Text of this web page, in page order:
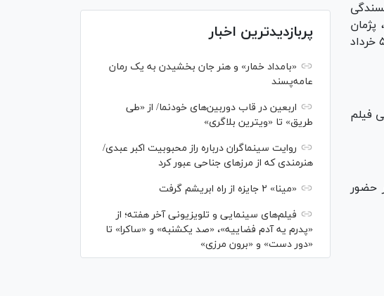
پژمان
بازغی، صابر ابر، رویا جاویدنیا، نسیم ادبی، رایان سرلک، رونیکا بهرام زاده و مهرو نونهالی روز سه‌شنبه ۵ خرداد
فیلم
حضور
پربازدیدترین اخبار
«بامداد خمار» و هنر جان بخشیدن به یک رمان
عامه‌پسند
اربعین در قاب دوربین‌های خودنما/ از «طی
طریق» تا «ویترین بلاگری»
روایت سینماگران درباره راز محبوبیت اکبر عبدی/
هنرمندی که از مرزهای جناحی عبور کرد
«مینا» ۲ جایزه از راه ابریشم گرفت
فیلم‌های سینمایی و تلویزیونی آخر هفته؛ از
«پدرم یه آدم فضاییه»، «صد یکشنبه» و «ساکرا» تا
«دور دست» و «برون مرزی»